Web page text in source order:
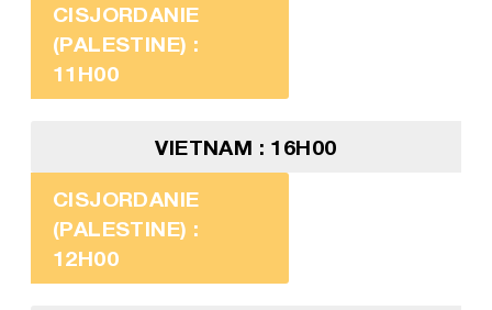
CISJORDANIE
(PALESTINE) :
11H00
VIETNAM : 16H00
CISJORDANIE
(PALESTINE) :
12H00